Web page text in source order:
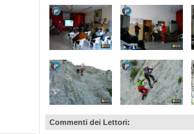
Commenti dei Lettori: